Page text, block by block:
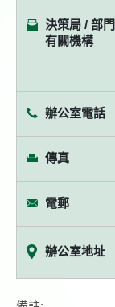
決策局 / 部
有關機構
辦公室電話
傳真
電郵
辦公室地址